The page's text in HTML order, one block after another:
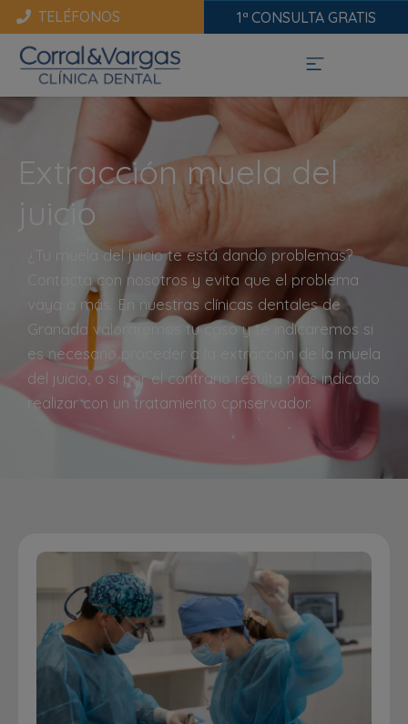
TELÉFONOS 1ª CONSULTA GRATIS
Extracción muela del
juicio
¿Tu muela del juicio te está dando problemas?
Contacta con nosotros y evita que el problema
vaya a más. En nuestras clínicas dentales de
Granada valoraremos tu caso y te indicaremos si
es necesario proceder a la extracción de la muela
del juicio, o si por el contrario resulta más indicado
realizar con un tratamiento conservador.